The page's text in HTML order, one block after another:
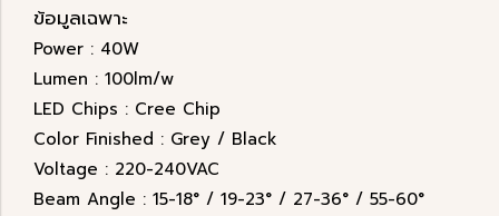
ข้อมูลเฉพาะ
Power : 40W
Lumen : 100lm/w
LED Chips : Cree Chip
Color Finished : Grey / Black
Voltage : 220-240VAC
Beam Angle : 15-18° / 19-23° / 27-36° / 55-60°